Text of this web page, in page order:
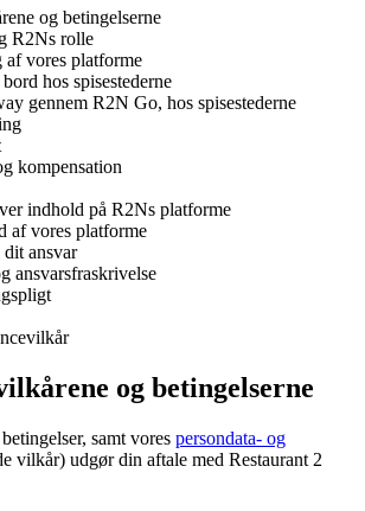
og betingelserne
R2Ns rolle
vores platforme
hos spisestederne
gennem R2N Go, hos spisestederne
kompensation
indhold på R2Ns platforme
af vores platforme
ansvar
ansvarsfraskrivelse
og betingelserne
samt vores persondata- og
vilkår) udgør din aftale med Restaurant 2